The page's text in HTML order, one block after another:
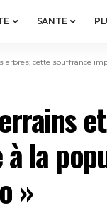
SANTE
cette souffrance
la
»